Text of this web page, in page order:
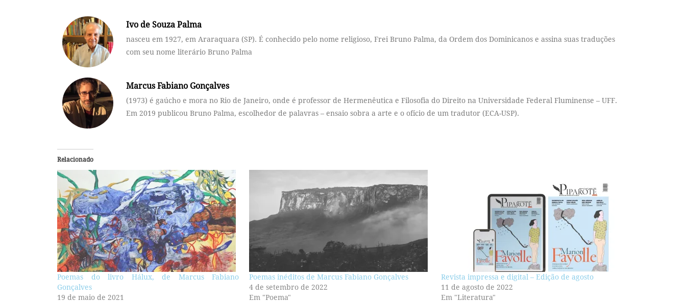
Ivo de Souza Palma
nasceu em 1927, em Araraquara (SP). É conhecido pelo nome religioso, Frei Bruno Palma, da Ordem dos Dominicanos e assina suas traduções
com seu nome literário Bruno Palma
Marcus Fabiano Gonçalves
(1973) é gaúcho e mora no Rio de Janeiro, onde é professor de Hermenêutica e Filosofia do Direito na Universidade Federal Fluminense – UFF.
Em 2019 publicou Bruno Palma, escolhedor de palavras – ensaio sobra a arte e o ofício de um tradutor (ECA-USP).
Relacionado
Poemas do livro Hálux, de Marcus Fabiano
Gonçalves
19 de maio de 2021
Poemas inéditos de Marcus Fabiano Gonçalves
4 de setembro de 2022
Em "Poema"
Revista impressa e digital – Edição de agosto
11 de agosto de 2022
Em "Literatura"